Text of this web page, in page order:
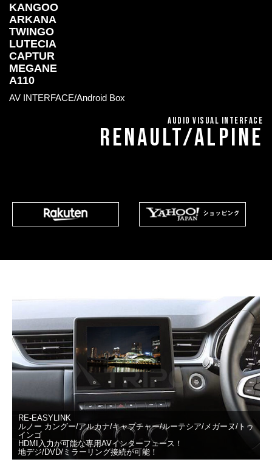
KANGOO
ARKANA
TWINGO
LUTECIA
CAPTUR
MEGANE
A110
AV INTERFACE/Android Box
AUDIO VISUAL INTERFACE
RENAULT/ALPINE
RE-EASYLINK
ルノー カングー/アルカナ/キャプチャー/ルーテシア/メガーヌ/トゥ
インゴ
HDMI入力が可能な専用AVインターフェース！
地デジ/DVD/ミラーリング接続が可能！